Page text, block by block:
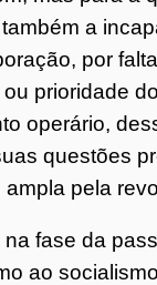
a
por
prioridade do
operário,
questões
ampla pela
na fase da
ao